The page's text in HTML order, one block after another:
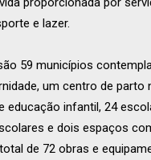
e lazer.
59 municípios
um centro de parto
educação infantil, 24
e dois espaços
de 72 obras e